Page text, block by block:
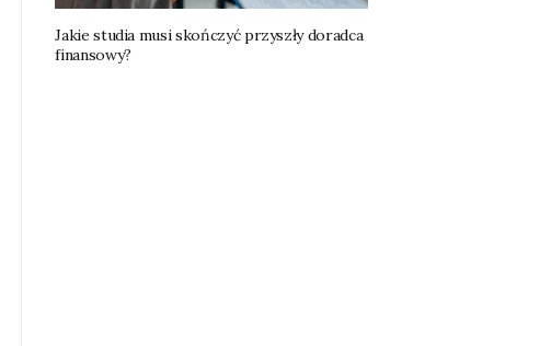
Jakie studia musi skończyć przyszły doradca
finansowy?